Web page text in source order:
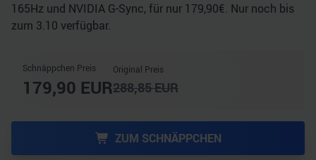
165Hz und NVIDIA G-Sync, für nur 179,90€. Nur noch bis
zum 3.10 verfügbar.
Schnäppchen Preis
179,90 EUR
Original Preis
288,85EUR
ZUM SCHNÄPPCHEN